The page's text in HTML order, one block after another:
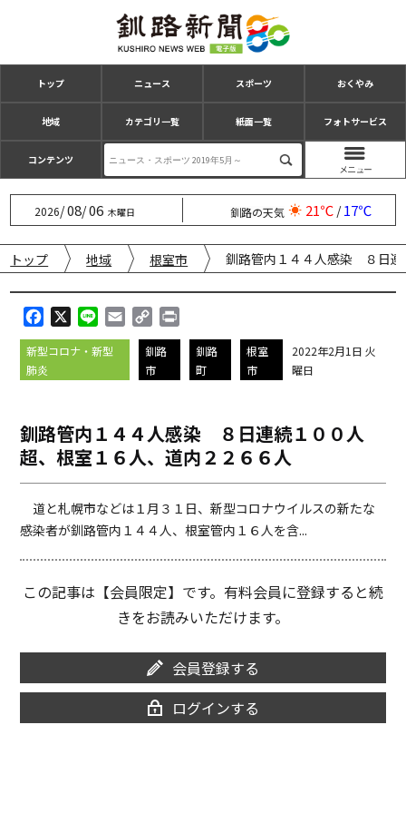
トップ ニュース スポーツ おくやみ
地域 カテゴリ一覧 紙面一覧 フォトサービス
コンテンツ
2026/08/06 木曜日 釧路の天気 21℃/17℃
トップ 地域 根室市 釧路管内１４４人感染 ８日連
a
c
e
o
k
i
n
e
m
i
o
p
y
n
k
r
n
新型コロナ・新型
肺炎
釧路
市
釧路
町
根室
市
2022年2月1日 火
曜日
釧路管内１４４人感染 ８日連続１００人
超、根室１６人、道内２２６６人
道と札幌市などは１月３１日、新型コロナウイルスの新たな
感染者が釧路管内１４４人、根室管内１６人を含...
この記事は【会員限定】です。有料会員に登録すると続
きをお読みいただけます。
会員登録する
ログインする